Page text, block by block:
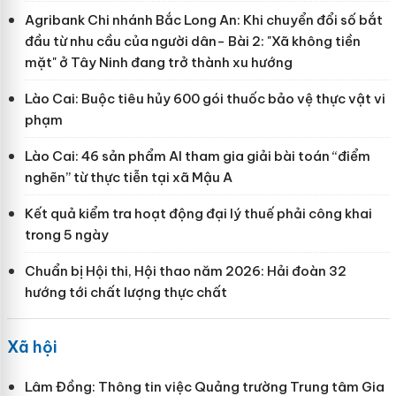
Agribank Chi nhánh Bắc Long An: Khi chuyển đổi số bắt
đầu từ nhu cầu của người dân- Bài 2: "Xã không tiền
mặt" ở Tây Ninh đang trở thành xu hướng
Lào Cai: Buộc tiêu hủy 600 gói thuốc bảo vệ thực vật vi
phạm
Lào Cai: 46 sản phẩm AI tham gia giải bài toán “điểm
nghẽn” từ thực tiễn tại xã Mậu A
Kết quả kiểm tra hoạt động đại lý thuế phải công khai
trong 5 ngày
Chuẩn bị Hội thi, Hội thao năm 2026: Hải đoàn 32
hướng tới chất lượng thực chất
Xã hội
Lâm Đồng: Thông tin việc Quảng trường Trung tâm Gia